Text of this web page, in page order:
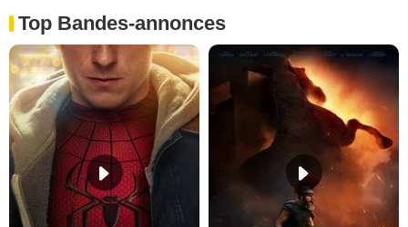
Top Bandes-annonces